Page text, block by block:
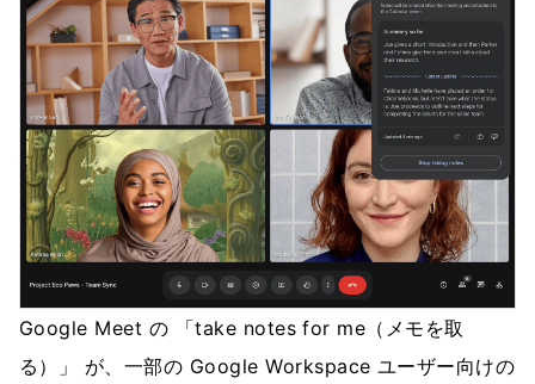
Google Meet の 「take notes for me（メモを取
る）」 が、一部の Google Workspace ユーザー向けの